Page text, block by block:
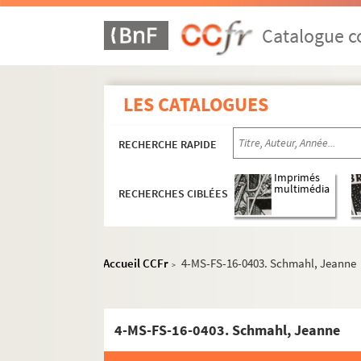
Catalogue
LES CATALOGUES
RECHERCHE RAPIDE
RECHERCHES CIBLÉES
Imprimés
multimédia
Accueil CCFr > 4-MS-FS-16-0403. Schmahl, Jeanne
4-MS-FS-16-0403. Schmahl, Jeanne
Lettres de Céline Renooz
B
C
I
L